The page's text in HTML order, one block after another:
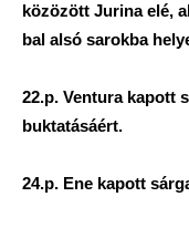
közözött Jurina elé,
bal alsó sarokba
22.p. Ventura kapott
buktatásáért.
24.p. Ene kapott